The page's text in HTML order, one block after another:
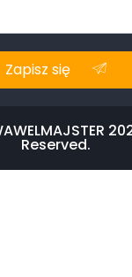
Zapisz się
Reserved.